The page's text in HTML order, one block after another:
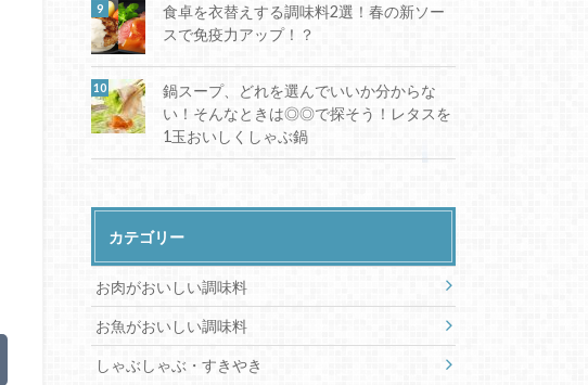
食卓を衣替えする調味料2選！春の新ソー
スで免疫力アップ！？
鍋スープ、どれを選んでいいか分からな
い！そんなときは◎◎で探そう！レタスを
1玉おいしくしゃぶ鍋
カテゴリー
お肉がおいしい調味料
お魚がおいしい調味料
しゃぶしゃぶ・すきやき